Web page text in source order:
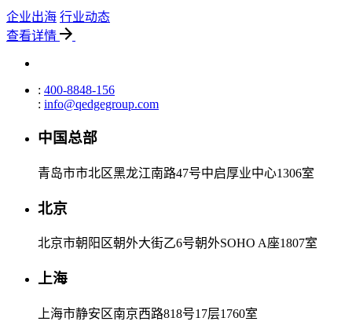
企业出海 行业动态
查看详情
: 400-8848-156
: info@qedgegroup.com
中国总部
青岛市市北区黑龙江南路47号中启厚业中心1306室
北京
北京市朝阳区朝外大街乙6号朝外SOHO A座1807室
上海
上海市静安区南京西路818号17层1760室